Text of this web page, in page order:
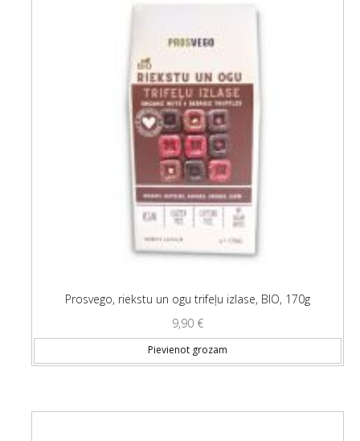
Prosvego, riekstu un ogu trifeļu izlase, BIO, 170g
9,90 €
Pievienot grozam